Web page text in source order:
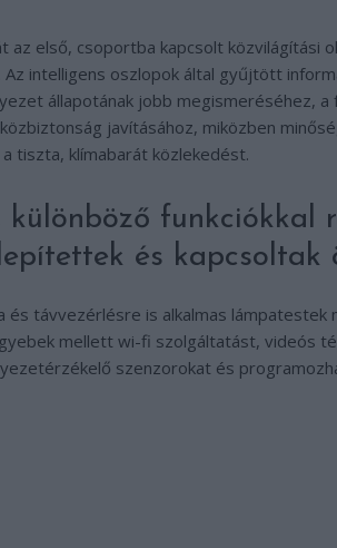
az első, csoportba kapcsolt közvilágítási
intelligens oszlopok által gyűjtött
állapotának jobb megismeréséhez,
javításához, miközben
tiszta, klímabarát közlekedést.
funkciókkal
és kapcsoltak
és távvezérlésre is alkalmas lámpatestek
mellett wi-fi szolgáltatást, videós
szenzorokat és